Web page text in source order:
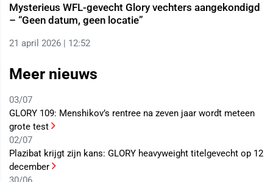
Mysterieus WFL-gevecht Glory vechters aangekondigd
– “Geen datum, geen locatie”
21 april 2026 | 12:52
Meer nieuws
03/07
GLORY 109: Menshikov’s rentree na zeven jaar wordt meteen
grote test
02/07
Plazibat krijgt zijn kans: GLORY heavyweight titelgevecht op 12
december